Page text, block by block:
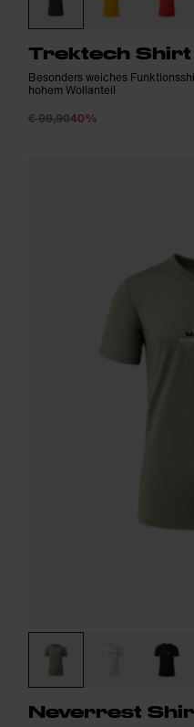
Trektech Shirt
Besonders weiches
hohem Wollanteil
€ 99,9040%
Neverrest